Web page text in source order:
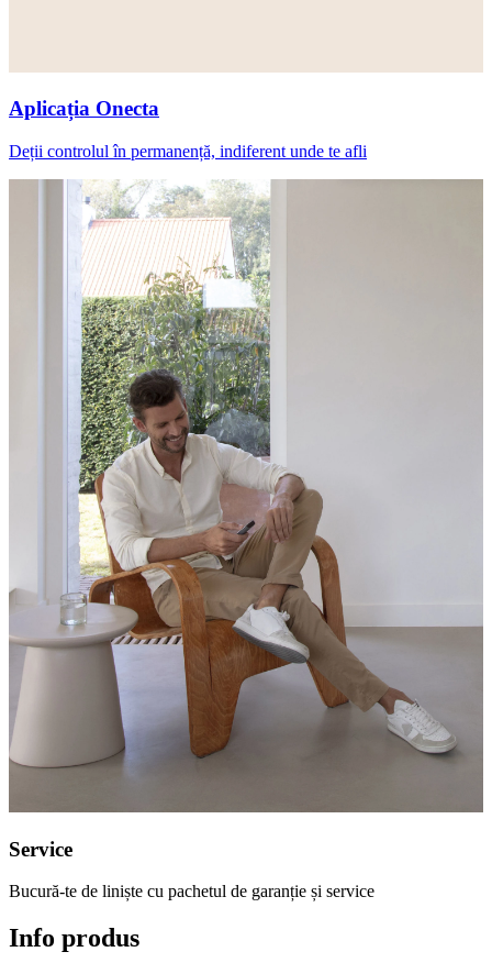
Aplicația Onecta
Deții controlul în permanență, indiferent unde te afli
Service
Bucură-te de liniște cu pachetul de garanție și service
Info produs